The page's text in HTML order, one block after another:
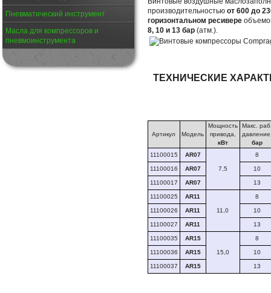
Пневматический инструмент
Масла для компрессоров и
пневмоинструмента
производительностью от 600 до
горизонтальном ресивере
8, 10 и 13 бар (атм.).
ТЕХНИЧЕСКИЕ
Артикул Модель
Мощность
привода,
кВт
Макс.
бар
11100015
AR07
7,5
8
11100016 AR07 10
11100017 AR07 13
11100025 AR11
11,0
8
11100026 AR11 10
11100027 AR11 13
11100035 AR15
15,0
8
11100036 AR15 10
11100037 AR15 13